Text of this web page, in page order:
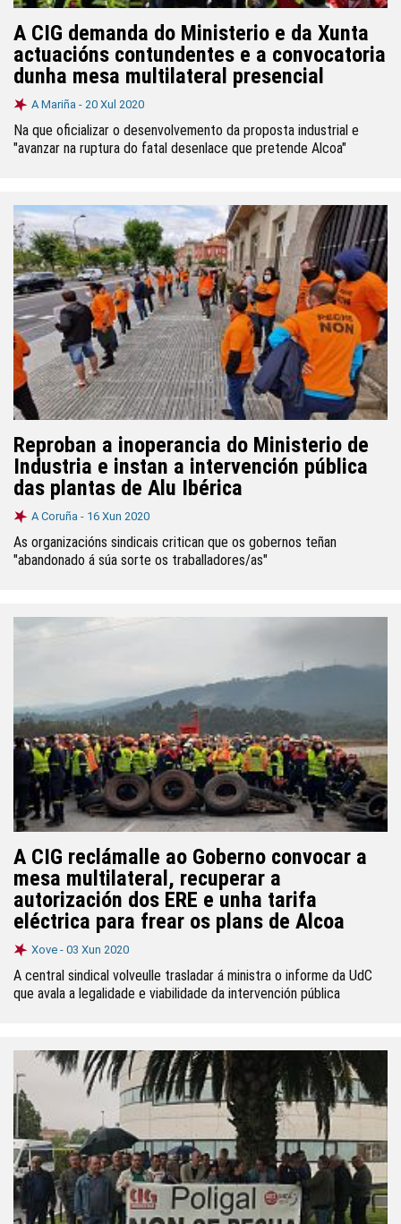
A CIG demanda do Ministerio e da Xunta
actuacións contundentes e a convocatoria
dunha mesa multilateral presencial
A Mariña - 20 Xul 2020
Na que oficializar o desenvolvemento da proposta industrial e
"avanzar na ruptura do fatal desenlace que pretende Alcoa"
Reproban a inoperancia do Ministerio de
Industria e instan a intervención pública
das plantas de Alu Ibérica
A Coruña - 16 Xun 2020
As organizacións sindicais critican que os gobernos teñan
"abandonado á súa sorte os traballadores/as"
A CIG reclámalle ao Goberno convocar a
mesa multilateral, recuperar a
autorización dos ERE e unha tarifa
eléctrica para frear os plans de Alcoa
Xove - 03 Xun 2020
A central sindical volveulle trasladar á ministra o informe da UdC
que avala a legalidade e viabilidade da intervención pública